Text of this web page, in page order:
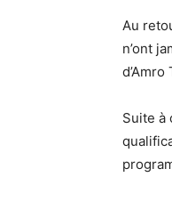
Au
n’ont
Suite à